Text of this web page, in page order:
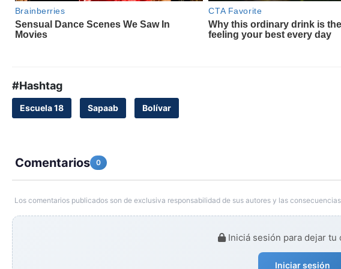
#Hashtag
Escuela 18 Sapaab Bolívar
Comentarios 0
Los comentarios publicados son de exclusiva responsabilidad de sus autores y las
Iniciá sesión para dejar tu
Iniciar sesión